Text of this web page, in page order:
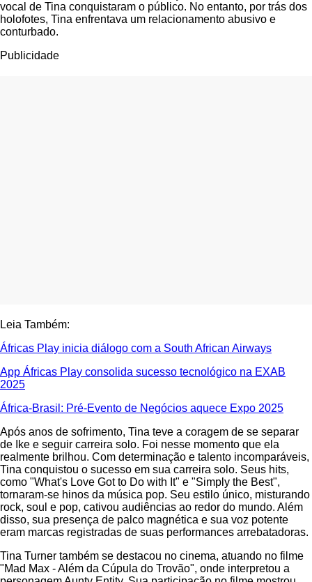
vocal de Tina conquistaram o público. No entanto, por trás dos
holofotes, Tina enfrentava um relacionamento abusivo e
conturbado.
Publicidade
Leia Também:
Áfricas Play inicia diálogo com a South African Airways
App Áfricas Play consolida sucesso tecnológico na EXAB
2025
África-Brasil: Pré-Evento de Negócios aquece Expo 2025
Após anos de sofrimento, Tina teve a coragem de se separar
de Ike e seguir carreira solo. Foi nesse momento que ela
realmente brilhou. Com determinação e talento incomparáveis,
Tina conquistou o sucesso em sua carreira solo. Seus hits,
como "What's Love Got to Do with It" e "Simply the Best",
tornaram-se hinos da música pop. Seu estilo único, misturando
rock, soul e pop, cativou audiências ao redor do mundo. Além
disso, sua presença de palco magnética e sua voz potente
eram marcas registradas de suas performances arrebatadoras.
Tina Turner também se destacou no cinema, atuando no filme
"Mad Max - Além da Cúpula do Trovão", onde interpretou a